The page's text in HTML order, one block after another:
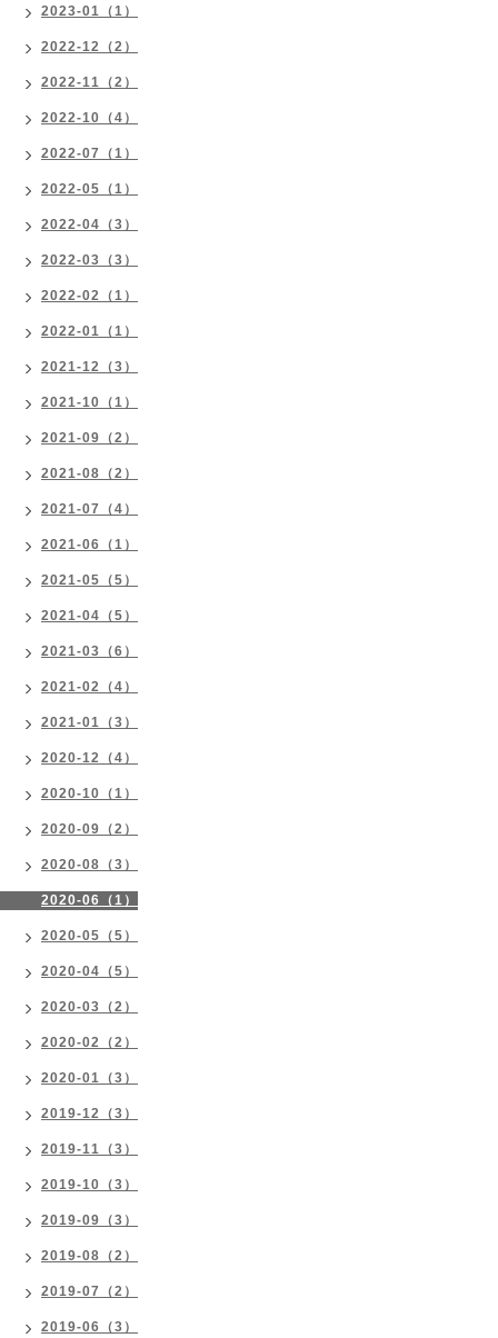
2023-01（1）
2022-12（2）
2022-11（2）
2022-10（4）
2022-07（1）
2022-05（1）
2022-04（3）
2022-03（3）
2022-02（1）
2022-01（1）
2021-12（3）
2021-10（1）
2021-09（2）
2021-08（2）
2021-07（4）
2021-06（1）
2021-05（5）
2021-04（5）
2021-03（6）
2021-02（4）
2021-01（3）
2020-12（4）
2020-10（1）
2020-09（2）
2020-08（3）
2020-06（1）
2020-05（5）
2020-04（5）
2020-03（2）
2020-02（2）
2020-01（3）
2019-12（3）
2019-11（3）
2019-10（3）
2019-09（3）
2019-08（2）
2019-07（2）
2019-06（3）